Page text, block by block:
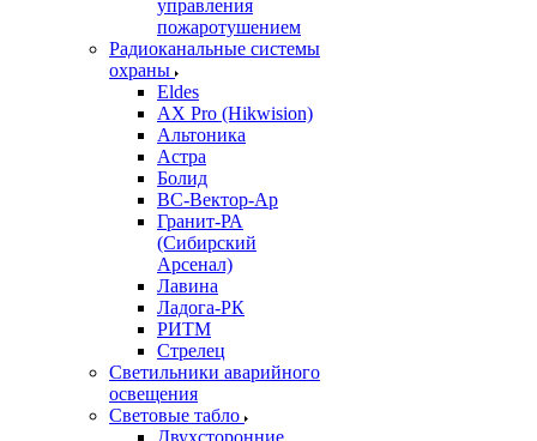
управления
пожаротушением
Радиоканальные системы
охраны
Eldes
AX Pro (Hikwision)
Альтоника
Астра
Болид
ВС-Вектор-Ар
Гранит-РА
(Сибирский
Арсенал)
Лавина
Ладога-РК
РИТМ
Стрелец
Светильники аварийного
освещения
Световые табло
Двухсторонние